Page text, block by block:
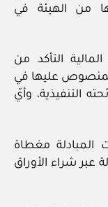
من الهيئة في
التأكد من
المنصوص عليها في
التنفيذية، وأيّ
مغطاة
عبر شراء الأوراق